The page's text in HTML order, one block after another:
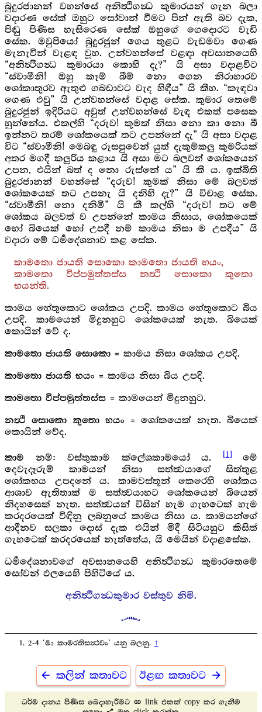
බුදුරජානන් වහන්සේ අනිත්‍ථිගන්‍ධ කුමාරයන් ගැන බලා
වදාරණ සේක් ඔහුට සෝවාන් වීමට පින් ඇති බව දැක,
පිඬු පිණිස හැසිරෙණ සේක් ඔහුගේ ගෙදොරට වැඩි
සේක. මවුපියෝ බුදුරජුන් ගෙය තුළට වැඩමවා ගෙණ
මැනැවින් වැළඳ වූහ. උන්වහන්සේ වළඳා අවසානයෙහි
“අනිත්‍ථිගන්‍ධ කුමාරයා කොහි දැ?” යි අසා වදාළවිට
“ස්වාමීනි! ඔහු කෑම් බීම් නො ගෙන නිරාහාරව
ශෝකාතුරව ඇතුළු ගබඩාවට වැද හිඳීය” යි කීහ. “කැඳවා
ගෙණ එවු” යි උන්වහන්සේ වදාළ සේක. කුමාර තෙමේ
බුදුරජුන් ඉදිරියට අවුත් උන්වහන්සේ වැඳ එකත් පසෙක
හුන්නේය. එකල්හි “දරුව! කුමක් නිසා නො කා නො බී
ඉන්නට තරම් ශෝකයෙක් තට උපන්නේ දැ” යි අසා වදාළ
විට “ස්වාමීනි! මෙබඳු රූසපුවෙන් යුත් දැකුම්කලු කුමරියක්
අතර මගදී කලුරිය කළාය යි අසා මට බලවත් ශෝකයෙන්
උපන, එයින් බත් ද නො රුස්නේ ය” යි කී ය. ඉක්බිති
බුදුරජානන් වහන්සේ “දරුව! කුමක් නිසා මේ බලවත්
ශෝකයෙක් තට උපනැ යි දනිහි දැ?” යි විචාළ සේක.
“ස්වාමීනි! නො දනිමි” යි කී කල්හි “දරුව! තට මේ
ශෝකය බලවත් ව උපන්නේ කාමය නිසාය, ශෝකයෙක්
හෝ බියෙක් හෝ උපදී නම් කාමය නිසා ම උපදීය” යි
වදාරා මේ ධර්‍මදේශනාව කළ සේක.
කාමතො ජායති සොකො කාමතො ජායති භයං,
කාමතො විප්පමුත්තස්ස නත්‍ථි සොකො කුතො
භයන්ති.
කාමය හේතුකොට ශෝකය උපදි. කාමය හේතුකොට බිය
උපදි. කාමයෙන් මිදුනහුට ශෝකයෙක් නැත. බියෙක්
කොයින් වේ ද.
කාමතො ජායති සොකො = කාමය නිසා ශෝකය උපදි.
කාමතො ජායති භයං = කාමය නිසා බිය උපදි.
කාමතො විප්පමුත්තස්ස = කාමයෙන් මිදුනහුට.
නත්‍ථි සොකො කුතො භයං = ශෝකයෙක් නැත. බියෙක්
කොයින් වේද.
කාම නම්: වස්තුකාම ක්ලේශකාමයෝ ය. [1]
මේ
දෙවැදෑරුම් කාමයන් නිසා සත්ත්‍වයාගේ සිත්තුළ
ශෝකභය උපදනේ ය. කාමවස්තූන් කෙරෙහි ශෝකය
ආශාව ඇතිතාක් ම සත්ත්‍වයාහට ශෝකයෙන් බියෙන්
නිදහසෙක් නැත. සත්ත්‍වයන් විසින් හැම ගැහටෙක් හැම
කරදරයෙක් විඳිනු ලබනුයේ කාමය නිසා ය. කාමයන්ගේ
ආදීනව සලකා දොස් දැක එයින් මිදී සිටියහුට කිසිත්
ගැහටෙක් කරදරයෙක් නැත්තේය, යි මෙයින් වදාළසේක.
ධර්‍මදේශනාවගේ අවසානයෙහි අනිත්‍ථිගන්‍ධ කුමාරතෙමේ
සෝවන් ඵලයෙහි පිහිටියේ ය.
අනිත්‍ථිගන්‍ධකුමාර වස්තුව නිමි.
2-4 ‘මා කාමරතිසන්‍ථවං’ යනු බලනු. ↑
arrow_back කලින් කතාවට ඊළඟ කතාවට arrow_forward
ධර්ම දානය පිණිස බෙදාහැරීමට link link එකක් copy කර ගැනීම